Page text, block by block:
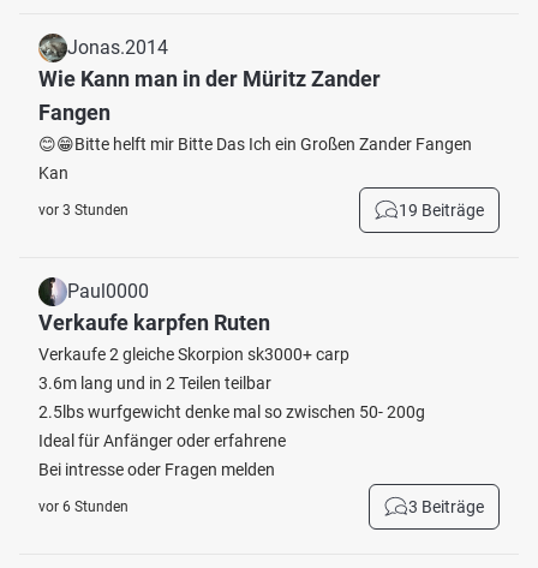
Jonas.2014
Wie Kann man in der Müritz Zander
Fangen
😊😁Bitte helft mir Bitte Das Ich ein Großen Zander Fangen
Kan
vor 3 Stunden 19 Beiträge
Paul0000
Verkaufe karpfen Ruten
Verkaufe 2 gleiche Skorpion sk3000+ carp
3.6m lang und in 2 Teilen teilbar
2.5lbs wurfgewicht denke mal so zwischen 50- 200g
Ideal für Anfänger oder erfahrene
Bei intresse oder Fragen melden
vor 6 Stunden 3 Beiträge